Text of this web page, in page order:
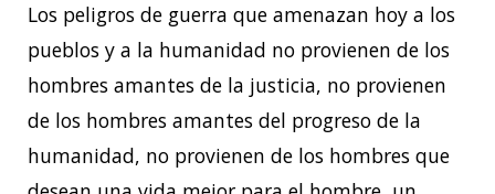
Los peligros de guerra que amenazan hoy a los
pueblos y a la humanidad no provienen de los
hombres amantes de la justicia, no provienen
de los hombres amantes del progreso de la
humanidad, no provienen de los hombres que